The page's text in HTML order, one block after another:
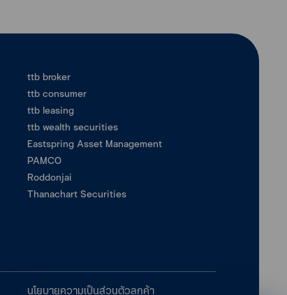
ttb broker
ttb consumer
ttb leasing
ttb wealth securities
Eastspring Asset Management
PAMCO
Roddonjai
Thanachart Securities
นโยบายความเป็นส่วนตัวลูกค้า